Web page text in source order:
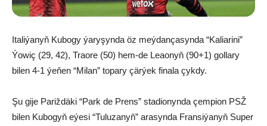
Italiýanyň Kubogy ýaryşynda öz meýdançasynda “Kaliarini”
Ýowiç (29, 42), Traore (50) hem-de Leaonyň (90+1) gollary
bilen 4-1 ýeňen “Milan” topary çärýek finala çykdy.
Şu gije Pariždäki “Park de Prens” stadionynda çempion PSŽ
bilen Kubogyň eýesi “Tuluzanyň” arasynda Fransiýanyň Super